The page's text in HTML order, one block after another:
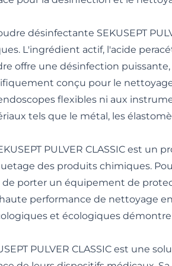
désinfectante SEKUSEPT
L'ingrédient actif, l'acide
offre une désinfection
conçu pour le
flexibles ni aux
tels que le métal, les
PULVER CLASSIC est
des produits chimiques.
de porter un équipement de
performance de nettoyage
et écologiques
PULVER CLASSIC est une